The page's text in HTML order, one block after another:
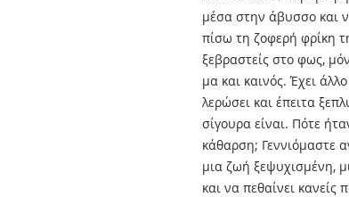
μέσα στην άβυσσο και
πίσω τη ζοφερή φρίκη
ξεβραστείς στο φως,
μα και καινός. Έχει
λερώσει και έπειτα
σίγουρα είναι. Πότε
κάθαρση; Γεννιόμαστε
μια ζωή ξεψυχισμένη,
και να πεθαίνει κανείς